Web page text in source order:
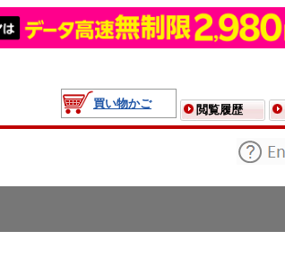
買い物かご
閲覧履歴